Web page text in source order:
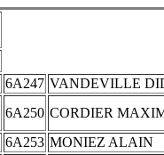
6A247 VANDEVILLE
6A250 CORDIER
6A253 MONIEZ ALAIN